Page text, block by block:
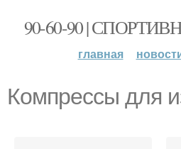
90-60-90 |
главная
Компрессы для